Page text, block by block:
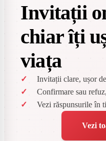
Invitații
chiar îți
viața
Invitații clare, ușor
Confirmare sau
Vezi răspunsurile în
Vezi